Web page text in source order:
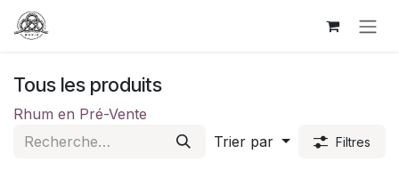
Tous les produits
Rhum en Pré-Vente
Trier par
Filtres